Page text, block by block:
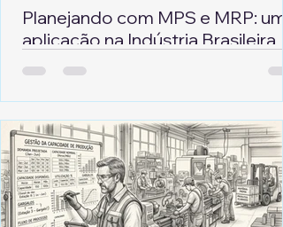
Planejando com MPS e MRP:
aplicação na Indústria Brasileira